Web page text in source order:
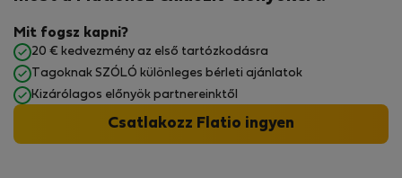
Mit fogsz kapni?
20 € kedvezmény az első tartózkodásra
Tagoknak SZÓLÓ különleges bérleti ajánlatok
Kizárólagos előnyök partnereinktől
Csatlakozz Flatio ingyen